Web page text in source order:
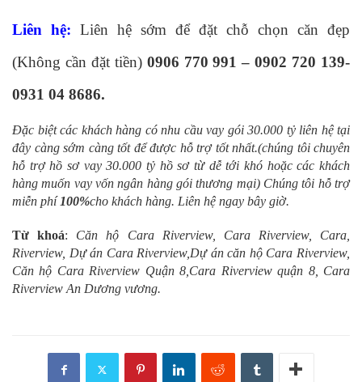
Liên hệ: Liên hệ sớm để đặt chỗ chọn căn đẹp
(Không cần đặt tiền) 0906 770 991 – 0902 720 139-
0931 04 8686.
Đặc biệt các khách hàng có nhu cầu vay gói 30.000 tỷ liên hệ tại
đây càng sớm càng tốt để được hỗ trợ tốt nhất.(chúng tôi chuyên
hỗ trợ hồ sơ vay 30.000 tỷ hồ sơ từ dễ tới khó hoặc các khách
hàng muốn vay vốn ngân hàng gói thương mại) Chúng tôi hỗ trợ
miễn phí 100%cho khách hàng. Liên hệ ngay bây giờ.
Từ khoá: Căn hộ Cara Riverview, Cara Riverview, Cara,
Riverview, Dự án Cara Riverview,Dự án căn hộ Cara Riverview,
Căn hộ Cara Riverview Quận 8,Cara Riverview quận 8, Cara
Riverview An Dương vương.